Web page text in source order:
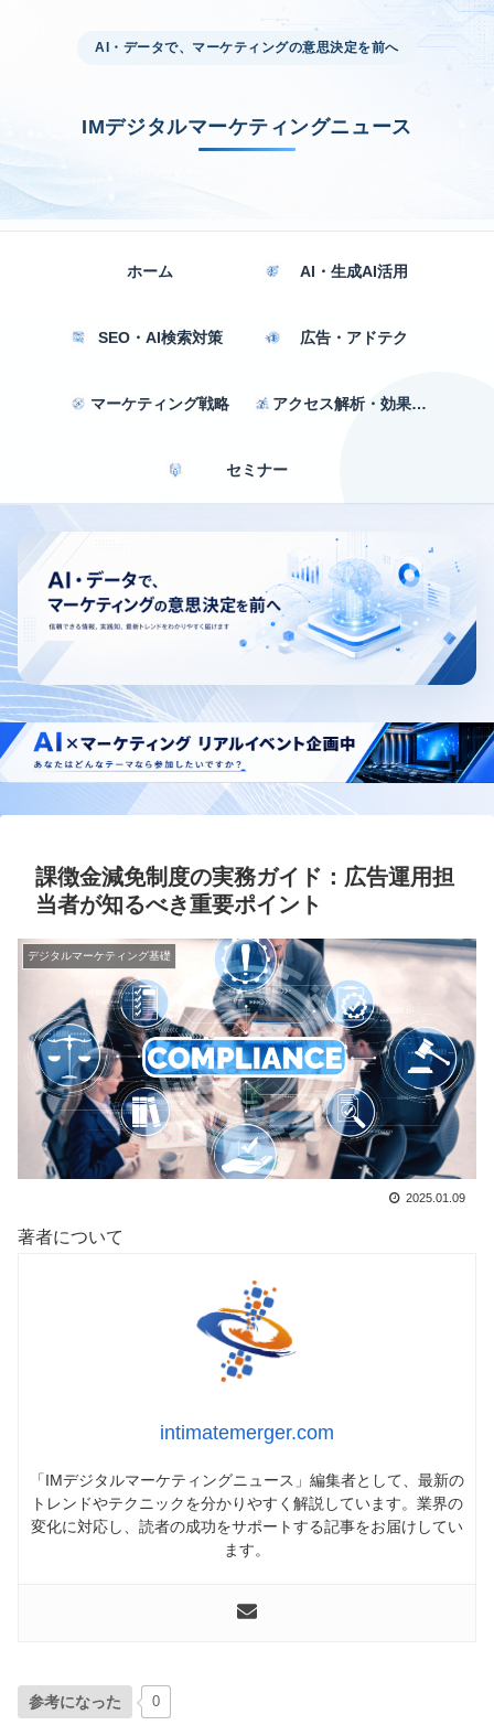
AI・データで、マーケティングの意思決定を前へ
IMデジタルマーケティングニュース
ホーム AI・生成AI活用
SEO・AI検索対策 広告・アドテク
マーケティング戦略 アクセス解析・効果測定
セミナー
課徴金減免制度の実務ガイド：広告運用担
当者が知るべき重要ポイント
デジタルマーケティング基礎
2025.01.09
著者について
intimatemerger.com
「IMデジタルマーケティングニュース」編集者として、最新の
トレンドやテクニックを分かりやすく解説しています。業界の
変化に対応し、読者の成功をサポートする記事をお届けしてい
ます。
参考になった 0